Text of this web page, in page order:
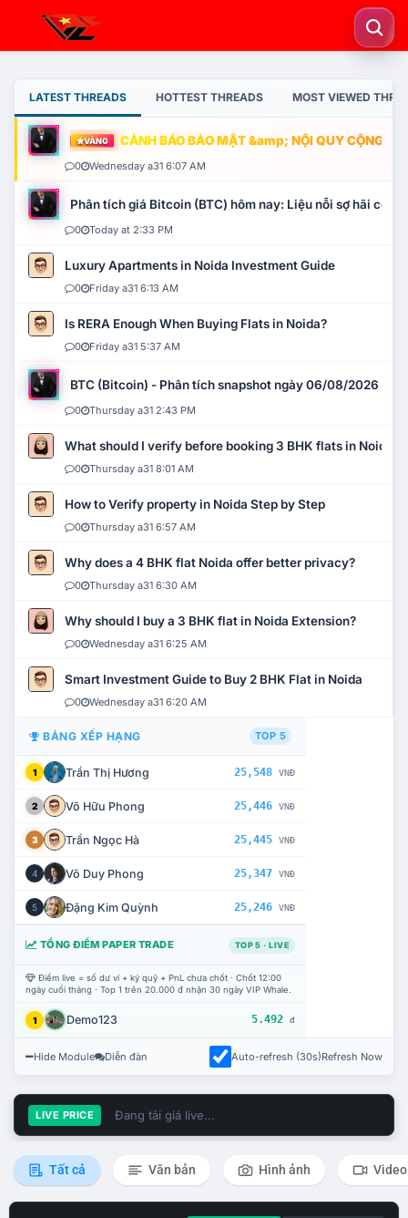
LATEST THREADS HOTTEST THREADS MOST VIEWED
VÀNG CẢNH BÁO BẢO MẬT &amp; NỘI QUY CỘNG
0 Wednesday a31 6:07 AM
Phân tích giá Bitcoin (BTC) hôm nay: Liệu nỗi sợ hãi có
0 Today at 2:33 PM
Luxury Apartments in Noida Investment Guide
0 Friday a31 6:13 AM
Is RERA Enough When Buying Flats in Noida?
0 Friday a31 5:37 AM
BTC (Bitcoin) - Phân tích snapshot ngày 06/08/2026
0 Thursday a31 2:43 PM
What should I verify before booking 3 BHK flats in Noida?
0 Thursday a31 8:01 AM
How to Verify property in Noida Step by Step
0 Thursday a31 6:57 AM
Why does a 4 BHK flat Noida offer better privacy?
0 Thursday a31 6:30 AM
Why should I buy a 3 BHK flat in Noida Extension?
0 Wednesday a31 6:25 AM
Smart Investment Guide to Buy 2 BHK Flat in Noida
0 Wednesday a31 6:20 AM
BẢNG XẾP HẠNG TOP 5
1 Trần Thị Hương 25,548 VNĐ
2 Võ Hữu Phong 25,446 VNĐ
3 Trần Ngọc Hà 25,445 VNĐ
4 Võ Duy Phong 25,347 VNĐ
5 Đặng Kim Quỳnh 25,246 VNĐ
TỔNG ĐIỂM PAPER TRADE TOP 5 · LIVE
Điểm live = số dư ví + ký quỹ + PnL chưa chốt · Chốt 12:00
ngày cuối tháng · Top 1 trên 20.000 đ nhận 30 ngày VIP Whale.
1 Demo123 5.492 đ
Hide Module Diễn đàn Auto-refresh (30s)Refresh Now
LIVE PRICE Đang tải giá live...
Tất cả Văn bản Hình ảnh Video